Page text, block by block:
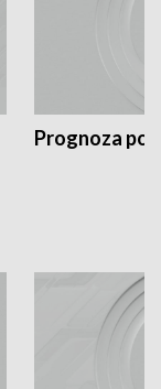
Prognoza